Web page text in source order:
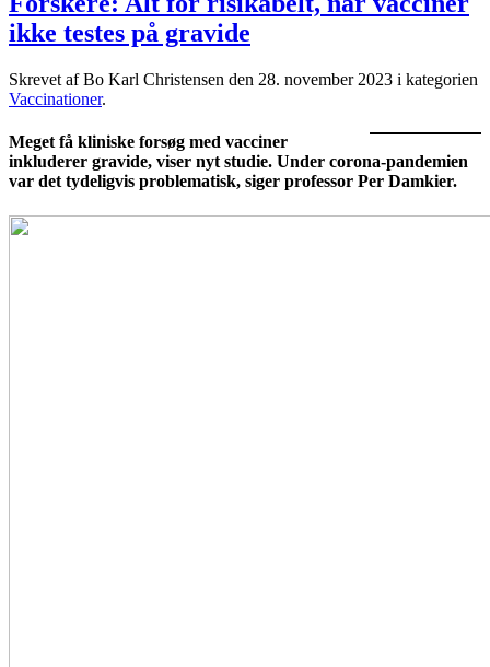
ikke testes på gravide
Skrevet af Bo Karl Christensen den 28. november 2023 i kategorien
Vaccinationer.
Meget få kliniske forsøg med vacciner
inkluderer gravide, viser nyt studie. Under corona-pandemien
var det tydeligvis problematisk, siger professor Per Damkier.